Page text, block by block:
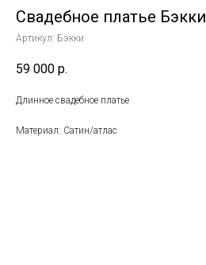
Свадебное платье Бэкки
Артикул: Бэкки
59 000 р.
Длинное свадебное платье
Материал: Сатин/атлас